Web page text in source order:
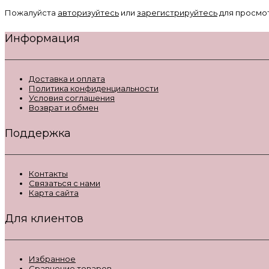
Пожалуйста авторизуйтесь или зарегистрируйтесь для
Информация
Доставка и оплата
Политика конфиденциальности
Условия соглашения
Возврат и обмен
Поддержка
Контакты
Связаться с нами
Карта сайта
Для клиентов
Избранное